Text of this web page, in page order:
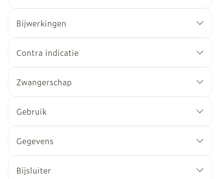
Bijwerkingen
Contra indicatie
Zwangerschap
Gebruik
Gegevens
Bijsluiter